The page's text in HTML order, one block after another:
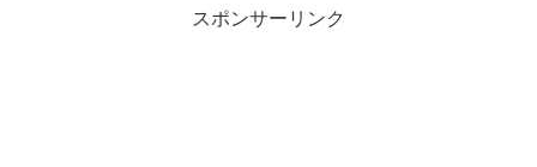
スポンサーリンク